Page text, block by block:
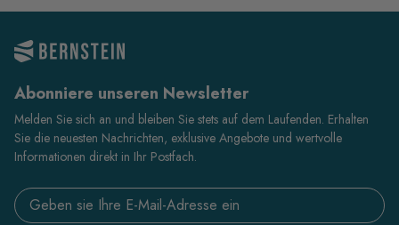
Abonniere unseren Newsletter
Melden Sie sich an und bleiben Sie stets auf dem Laufenden. Erhalten
Sie die neuesten Nachrichten, exklusive Angebote und wertvolle
Informationen direkt in Ihr Postfach.
Email address